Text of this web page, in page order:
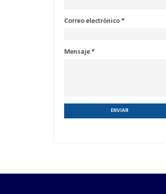
Correo electrónico *
Mensaje *